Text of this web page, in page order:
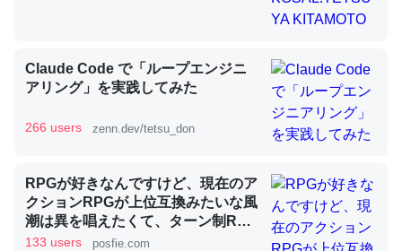
論文では「淡水はカルシウムも酸素も不足してて両方に不
利だから両方が拮抗してるのでは」とあって面白い。海に
ずキチンを強化してる筈だが、酵素が違うのか？
─ニュース :: 【研究発表】昆虫学の大問題＝「昆虫はなぜ海にいな
いのか」に関する新仮説
Claude Code で「ループエンジニ
アリング」を実践してみた
266 users zenn.dev/tetsu_don
RPGが好きなんですけど、現在のア
クションRPGが上位互換みたいな風
潮は異を唱えたくて、ターン制RPG
にはターン制の良さがあると思って
133 users posfie.com